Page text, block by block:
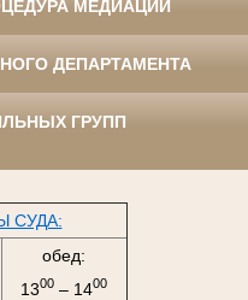
МЕДИАЦИИ
ДЕПАРТАМЕНТА
ГРУПП
СУДА:
обед:
1300 – 1400